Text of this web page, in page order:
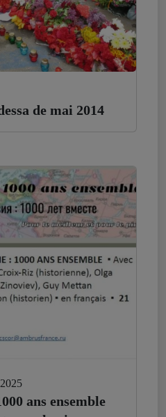
de mai 2014
ans ensemble